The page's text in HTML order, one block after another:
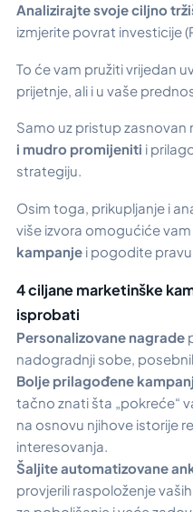
Analizirajte svoje ciljno
izmjerite povrat investicije
To će vam pružiti vrijedan
prijetnje, ali i u vaše
Samo uz pristup
i mudro promijeniti i
strategiju.
Osim toga, prikupljanje i
više izvora omogućiće
kampanje i pogodite
4 ciljane marketinške
isprobati
Personalizovane nagrade
nadogradnji sobe,
Bolje prilagođene
tačno znati šta „pokreće“
na osnovu njihove istorije
interesovanja.
Šaljite automatizovane
provjerili raspoloženje